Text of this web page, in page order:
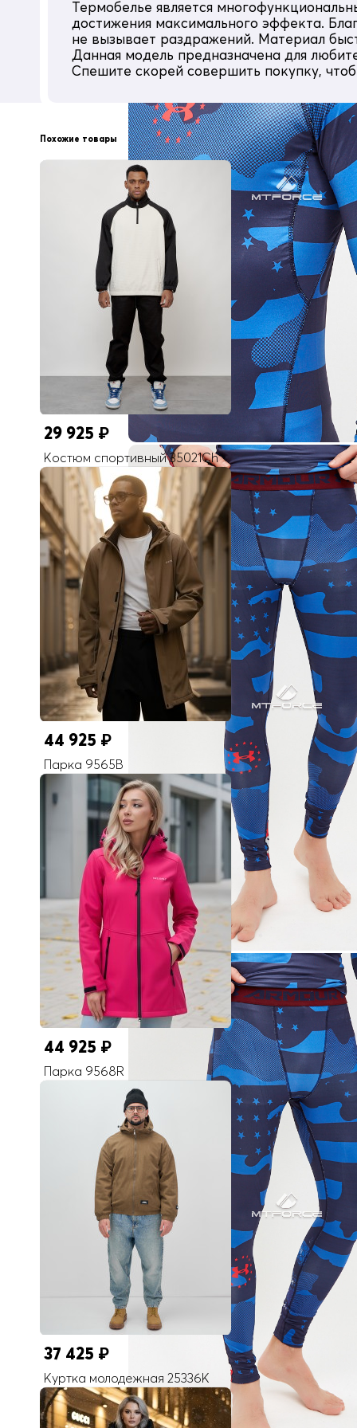
спортивный, каждодневный
Комплектация
кальсоны, термолонгслив
Цвет
Страна производитель
На всех моделях верхней одежды
Термобелье является
достижения максимального эффекта.
не вызывает раздражений. Материал
Данная модель предназначена для
Спешите скорей совершить покупку,
Похожие товары
29 925 ₽
Костюм спортивный 35021Ch
44 925 ₽
Парка 9565B
44 925 ₽
Парка 9568R
37 425 ₽
Куртка молодежная 25336K